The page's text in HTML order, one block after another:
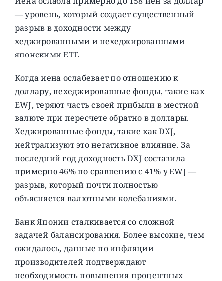
— уровень, который создает существенный
разрыв в доходности между
хеджированными и нехеджированными
японскими ETF.
Когда иена ослабевает по отношению к
доллару, нехеджированные фонды, такие как
EWJ, теряют часть своей прибыли в местной
валюте при пересчете обратно в доллары.
Хеджированные фонды, такие как DXJ,
нейтрализуют это негативное влияние. За
последний год доходность DXJ составила
примерно 46% по сравнению с 41% у EWJ —
разрыв, который почти полностью
объясняется валютными колебаниями.
Банк Японии сталкивается со сложной
задачей балансирования. Более высокие, чем
ожидалось, данные по инфляции
производителей подтверждают
необходимость повышения процентных